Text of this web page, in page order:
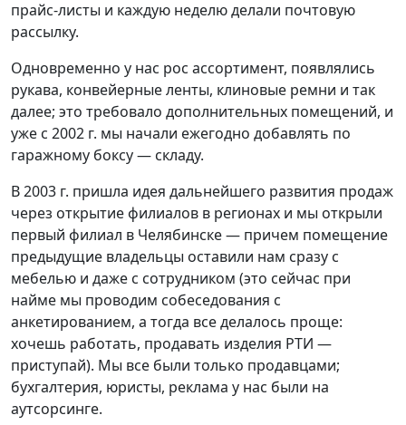
прайс-листы и каждую неделю делали почтовую
рассылку.
Одновременно у нас рос ассортимент, появлялись
рукава, конвейерные ленты, клиновые ремни и так
далее; это требовало дополнительных помещений, и
уже с 2002 г. мы начали ежегодно добавлять по
гаражному боксу — складу.
В 2003 г. пришла идея дальнейшего развития продаж
через открытие филиалов в регионах и мы открыли
первый филиал в Челябинске — причем помещение
предыдущие владельцы оставили нам сразу с
мебелью и даже с сотрудником (это сейчас при
найме мы проводим собеседования с
анкетированием, а тогда все делалось проще:
хочешь работать, продавать изделия РТИ —
приступай). Мы все были только продавцами;
бухгалтерия, юристы, реклама у нас были на
аутсорсинге.